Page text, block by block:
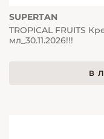
SUPERTAN
TROPICAL FRUITS
мл_30.11.2026!!!
В